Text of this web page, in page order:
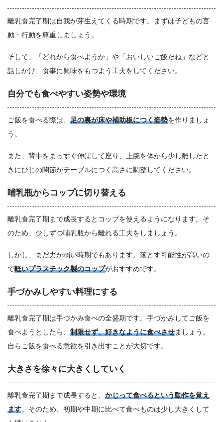
離乳食完了期は自我が芽生えてくる時期です。まずは子どもの言
動・行動を尊重しましょう。
そして、「どれから食べようか」や「おいしいご飯だね」などと
話しかけ、食事に興味をもつよう工夫をしてください。
自分でも食べやすい姿勢や環境
ご飯を食べる際は、 足の裏が床や補助板につく姿勢を作りましょ
う。
また、背中をまっすぐ伸ばして座り、上腕を体から少し離したと
きにひじの関節がテーブルにつく高さに調整してください。
哺乳瓶からコップに切り替える
離乳食完了期まで成長するとコップを使えるようになります。そ
のため、少しずつ哺乳瓶から離れる工夫をしましょう。
しかし、まだ力が弱い時期でもあります。落とす可能性が高いの
で軽いプラスチック製のコップがおすすめです。
手づかみしやすい料理にする
離乳食完了期は手づかみ食べの全盛期です。手づかみしてご飯を
食べようとしたら、 制限せず、好きなように食べさせましょう。
自らご飯を食べる意欲を引き出すことが大切です。
大きさを徐々に大きくしていく
離乳食完了期まで成長すると、 かじって食べるという動作を覚え
ます。そのため、初期や中期に比べて食べものは少し大きくして